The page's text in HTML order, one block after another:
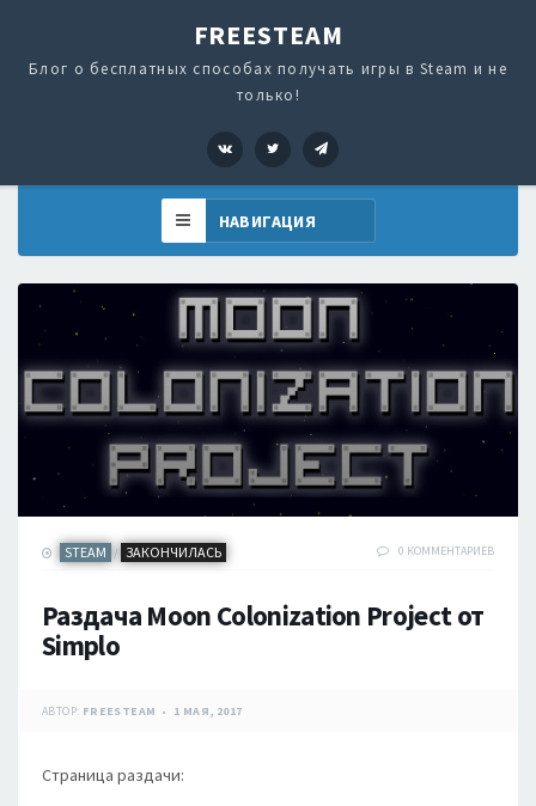
FREESTEAM
Блог о бесплатных способах получать игры в Steam и не
только!
VK Twitter
STEAM / ЗАКОНЧИЛАСЬ 0 КОММЕНТАРИЕВ
Раздача Moon Colonization Project от
Simplo
АВТОР: FREESTEAM 1 МАЯ, 2017
Страница раздачи: